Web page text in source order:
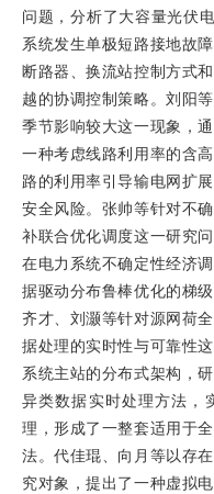
问题，分析了大容量光伏
系统发生单极短路接地故
断路器、换流站控制方式
越的协调控制策略。刘阳
季节影响较大这一现象，
一种考虑线路利用率的含
路的利用率引导输电网扩
安全风险。张帅等针对不
补联合优化调度这一研究
在电力系统不确定性经济
据驱动分布鲁棒优化的梯
齐才、刘灏等针对源网荷
据处理的实时性与可靠性
系统主站的分布式架构，
异类数据实时处理方法，
理，形成了一整套适用于
法。代佳琨、向月等以存
究对象，提出了一种虚拟